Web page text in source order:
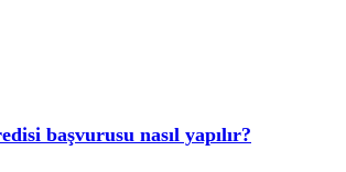
başvurusu nasıl yapılır?